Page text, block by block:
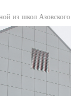
из школ